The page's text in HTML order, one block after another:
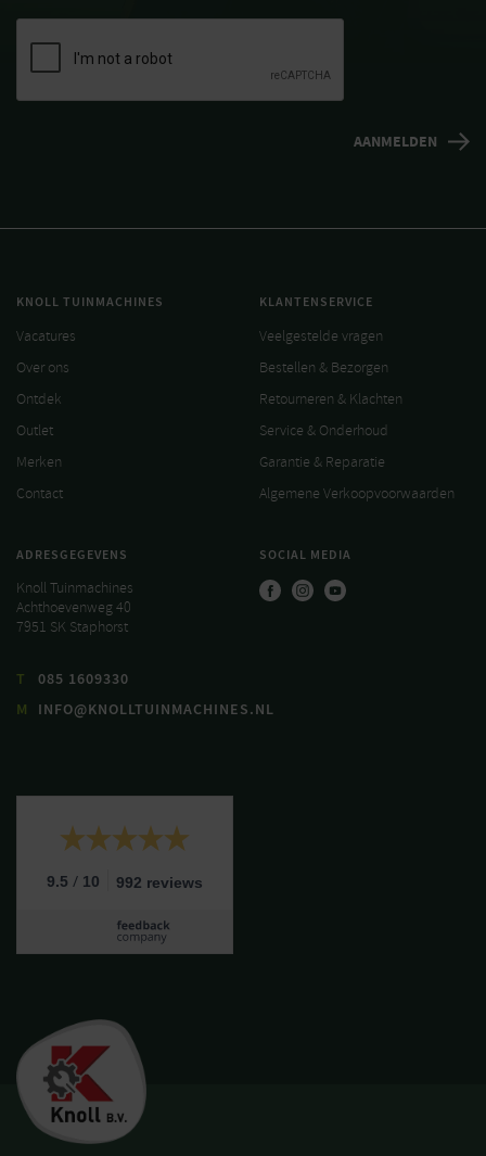
KNOLL TUINMACHINES
Vacatures
Over ons
Ontdek
Outlet
Merken
Contact
KLANTENSERVICE
Veelgestelde vragen
Bestellen & Bezorgen
Retourneren & Klachten
Service & Onderhoud
Garantie & Reparatie
Algemene Verkoopvoorwaarden
ADRESGEGEVENS
Knoll Tuinmachines
Achthoevenweg 40
7951 SK Staphorst
T
085 1609330
M
INFO@KNOLLTUINMACHINES.NL
SOCIAL MEDIA
9.5 / 10 992 reviews